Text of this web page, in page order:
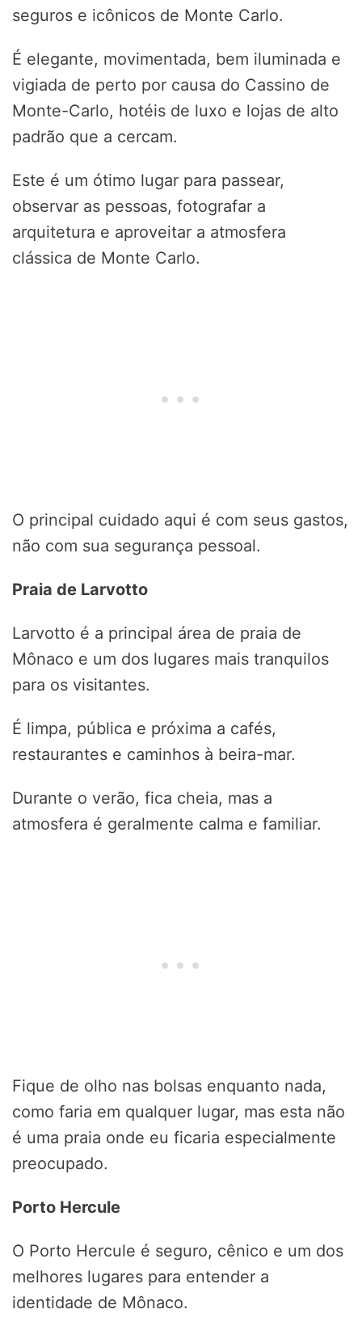
seguros e icônicos de Monte Carlo.
É elegante, movimentada, bem iluminada e
vigiada de perto por causa do Cassino de
Monte-Carlo, hotéis de luxo e lojas de alto
padrão que a cercam.
Este é um ótimo lugar para passear,
observar as pessoas, fotografar a
arquitetura e aproveitar a atmosfera
clássica de Monte Carlo.
O principal cuidado aqui é com seus gastos,
não com sua segurança pessoal.
Praia de Larvotto
Larvotto é a principal área de praia de
Mônaco e um dos lugares mais tranquilos
para os visitantes.
É limpa, pública e próxima a cafés,
restaurantes e caminhos à beira-mar.
Durante o verão, fica cheia, mas a
atmosfera é geralmente calma e familiar.
Fique de olho nas bolsas enquanto nada,
como faria em qualquer lugar, mas esta não
é uma praia onde eu ficaria especialmente
preocupado.
Porto Hercule
O Porto Hercule é seguro, cênico e um dos
melhores lugares para entender a
identidade de Mônaco.